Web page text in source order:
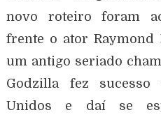
novo roteiro foram
frente o ator
um antigo seriado
Godzilla fez sucesso
Unidos e daí se